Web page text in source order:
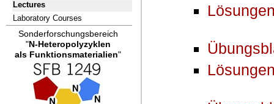
Lectures
Laboratory Courses
Sonderforschungsbereich
"N-Heteropolyzyklen
als Funktionsmaterialien"